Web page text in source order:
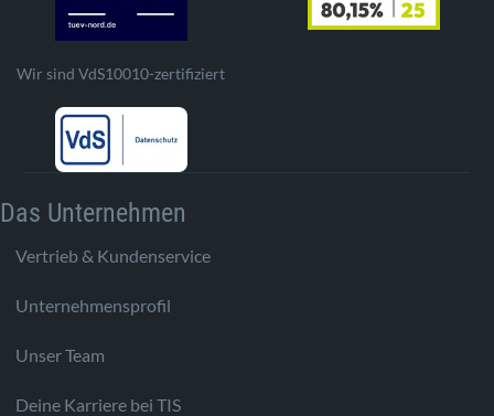
Wir sind VdS10010-zertifiziert
Das Unternehmen
Vertrieb & Kundenservice
Unternehmensprofil
Unser Team
Deine Karriere bei TIS